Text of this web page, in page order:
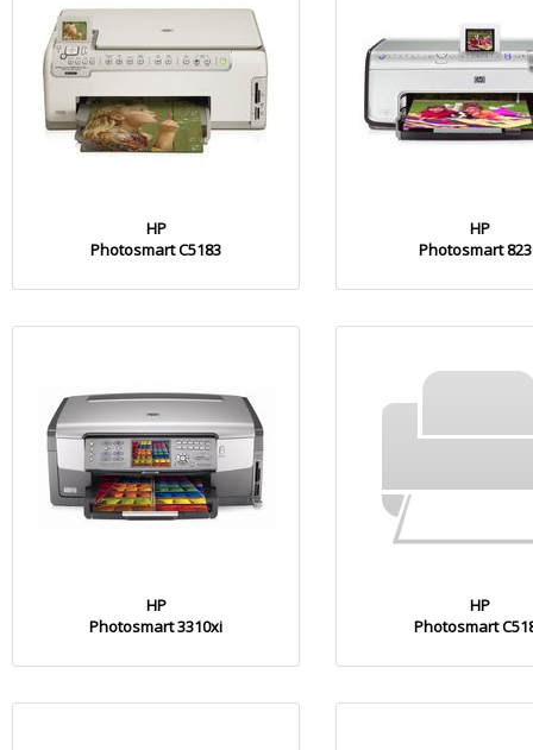
HP
Photosmart C5183
HP
Photosmart
HP
Photosmart 3310xi
HP
Photosmart